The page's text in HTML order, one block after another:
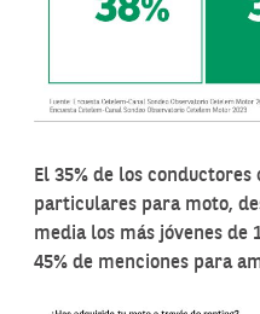
El 35% de los
particulares para moto,
media los más jóvenes de
45% de menciones para